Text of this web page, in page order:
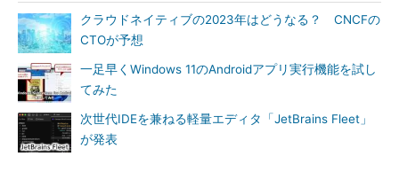
クラウドネイティブの2023年はどうなる？ CNCFの
CTOが予想
一足早くWindows 11のAndroidアプリ実行機能を試し
てみた
次世代IDEを兼ねる軽量エディタ「JetBrains Fleet」
が発表